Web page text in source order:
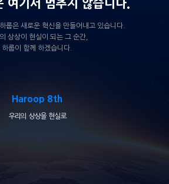
여기서 멈추지 않습니다.
룹은 새로운 혁신을 만들어내고 있습니다.
상상이 현실이 되는 그 순간,
하룹이 함께 하겠습니다.
Haroop 8th
우리의 상상을 현실로